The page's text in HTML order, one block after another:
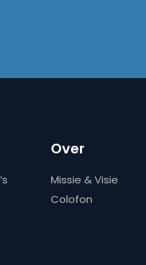
Over
Missie & Visie
Colofon